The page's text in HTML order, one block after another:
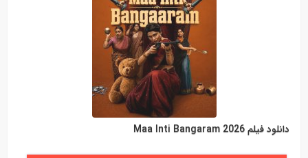
دانلود فیلم Maa Inti Bangaram 2026